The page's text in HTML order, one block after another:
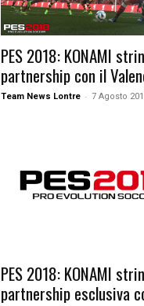
PES 2018: KONAMI
partnership con il
Team News Lontre - 7 Agosto
PES 2018: KONAMI
partnership esclusiva